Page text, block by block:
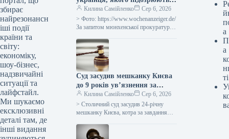
збирає
найрезонансн
іші події
країни та
світу:
економіку,
шоу-бізнес,
надзвичайні
ситуації та
лайфстайл.
Ми шукаємо
ексклюзивні
деталі там, де
інші видання
шпигунстві за компанією, що
виробляє зброю.
Килина Самійленко
Сер 6, 2026
> Фото: https://www.wochenanzeiger.de/
За запитом мюнхенської прокуратури
якого підозрюють у шпигунстві на
користь компанії-виробника
Суд засудив мешканку Києва
до 9 років ув’язнення за
підрив автомобіля
військового.
Килина Самійленко
Сер 6, 2026
> Столичний суд засудив 24-річну
мешканку Києва, котра за завданням
вибухівку під транспортний засіб
військовослужбовця. Інформацію
а
а
ті